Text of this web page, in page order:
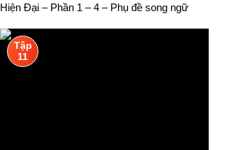
Hiện Đại – Phần 1 – 4 – Phụ đề song ngữ
Tập
11